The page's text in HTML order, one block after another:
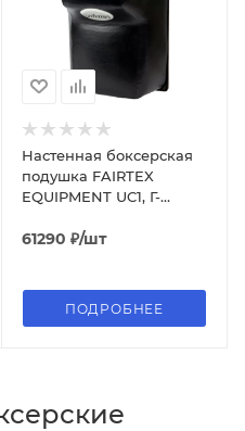
Настенная боксерская
подушка FAIRTEX
EQUIPMENT UC1, Г-
апперкотов
61290 ₽/шт
ПОДРОБНЕЕ